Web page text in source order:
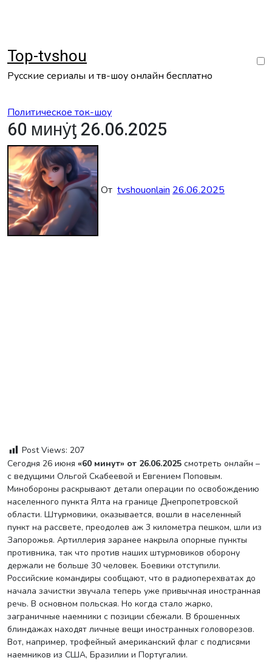
Top-tvshou
Русские сериалы и тв-шоу онлайн бесплатно
Политическое ток-шоу
60 минẏƫ 26.06.2025
От tvshouonlain 26.06.2025
Post Views: 207
Сегодня 26 июня «60 минут» от 26.06.2025 смотреть онлайн –
с ведущими Ольгой Скабеевой и Евгением Поповым.
Минобороны раскрывают детали операции по освобождению
населенного пункта Ялта на границе Днепропетровской
области. Штурмовики, оказывается, вошли в населенный
пункт на рассвете, преодолев аж 3 километра пешком, шли из
Запорожья. Артиллерия заранее накрыла опорные пункты
противника, так что против наших штурмовиков оборону
держали не больше 30 человек. Боевики отступили.
Российские командиры сообщают, что в радиоперехватах до
начала зачистки звучала теперь уже привычная иностранная
речь. В основном польская. Но когда стало жарко,
заграничные наемники с позиции сбежали. В брошенных
блиндажах находят личные вещи иностранных головорезов.
Вот, например, трофейный американский флаг с подписями
наемников из США, Бразилии и Португалии.